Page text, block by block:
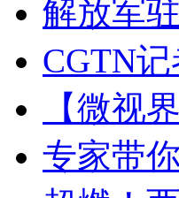
解放军
CGTN
【微视
专家带